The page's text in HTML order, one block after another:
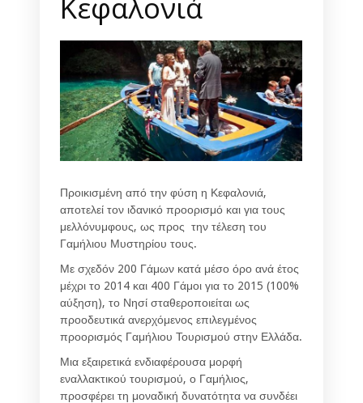
Προικισμένη από την φύση η Κεφαλονιά,
αποτελεί τον ιδανικό προορισμό και για τους
μελλόνυμφους, ως προς την τέλεση του
Γαμήλιου Μυστηρίου τους.
Με σχεδόν 200 Γάμων κατά μέσο όρο ανά έτος
μέχρι το 2014 και 400 Γάμοι για το 2015 (100%
αύξηση), το Νησί σταθεροποιείται ως
προοδευτικά ανερχόμενος επιλεγμένος
προορισμός Γαμήλιου Τουρισμού στην Ελλάδα.
Μια εξαιρετικά ενδιαφέρουσα μορφή
εναλλακτικού τουρισμού, ο Γαμήλιος,
προσφέρει τη μοναδική δυνατότητα να συνδέει